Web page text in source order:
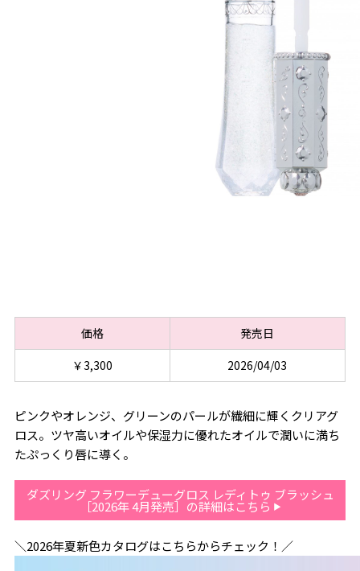
価格
発売日
￥3,300
2026/04/03
ピンクやオレンジ、グリーンのパールが繊細に輝くクリアグ
ロス。ツヤ高いオイルや保湿力に優れたオイルで潤いに満ち
たぷっくり唇に導く。
ダズリング フラワーデューグロス レディトゥ ブラッシュ
［2026年 4月発売］の詳細はこちら
＼2026年夏新色カタログはこちらからチェック！／